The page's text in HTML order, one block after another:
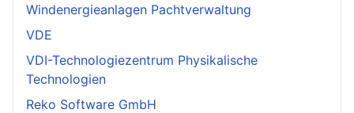
Windenergieanlagen Pachtverwaltung
VDE
VDI-Technologiezentrum Physikalische
Technologien
Reko Software GmbH